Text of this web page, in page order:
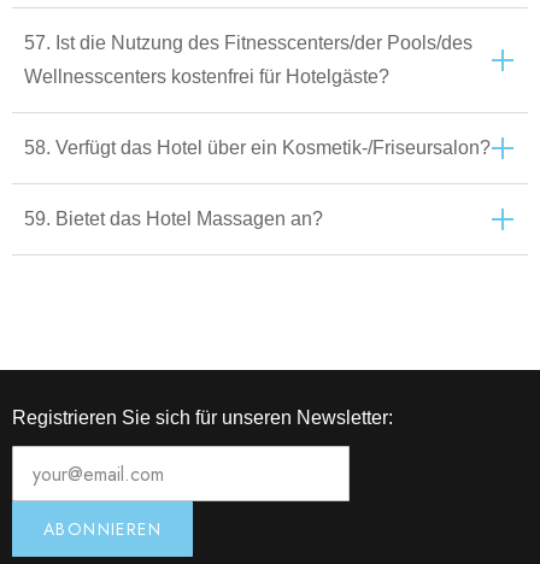
57. Ist die Nutzung des Fitnesscenters/der Pools/des
Wellnesscenters kostenfrei für Hotelgäste?
58. Verfügt das Hotel über ein Kosmetik-/Friseursalon?
59. Bietet das Hotel Massagen an?
Registrieren Sie sich für unseren Newsletter: